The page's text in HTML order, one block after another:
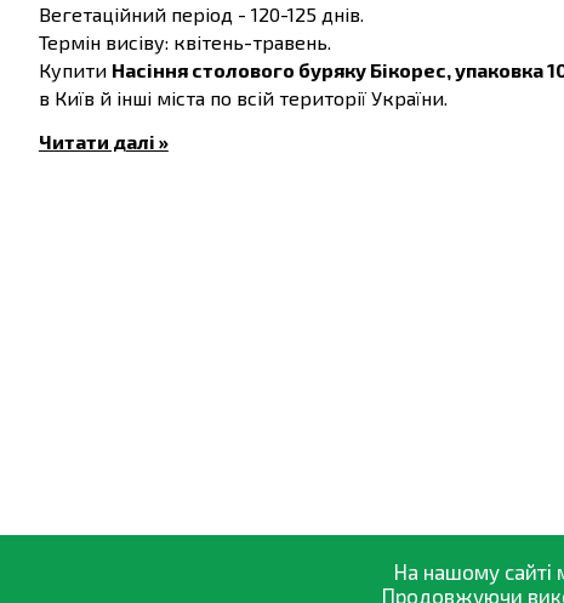
Вегетаційний період - 120-125 днів.
Термін висіву: квітень-травень.
Купити Насіння столового буряку Бікорес, упаковка
в Київ й інші міста по всій території України.
Читати далі »
На нашому сайті
Продовжуючи